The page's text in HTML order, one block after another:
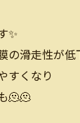
✨
の滑走性が低
すくなり
🫠🫠